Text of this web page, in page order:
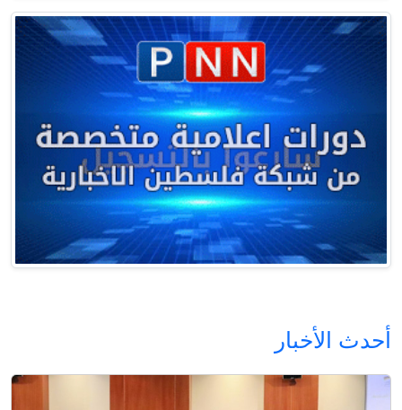
أحدث الأخبار